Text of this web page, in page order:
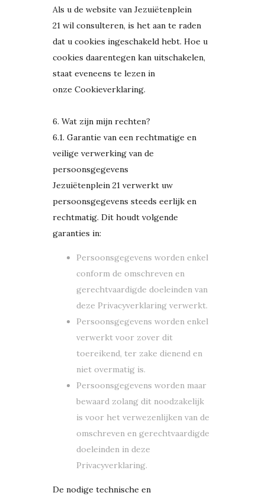
Als u de website van Jezuiëtenplein
21 wil consulteren, is het aan te raden
dat u cookies ingeschakeld hebt. Hoe u
cookies daarentegen kan uitschakelen,
staat eveneens te lezen in
onze Cookieverklaring.
6. Wat zijn mijn rechten?
6.1. Garantie van een rechtmatige en
veilige verwerking van de
persoonsgegevens
Jezuiëtenplein 21 verwerkt uw
persoonsgegevens steeds eerlijk en
rechtmatig. Dit houdt volgende
garanties in:
Persoonsgegevens worden enkel
conform de omschreven en
gerechtvaardigde doeleinden van
deze Privacyverklaring verwerkt.
Persoonsgegevens worden enkel
verwerkt voor zover dit
toereikend, ter zake dienend en
niet overmatig is.
Persoonsgegevens worden maar
bewaard zolang dit noodzakelijk
is voor het verwezenlijken van de
omschreven en gerechtvaardigde
doeleinden in deze
Privacyverklaring.
De nodige technische en